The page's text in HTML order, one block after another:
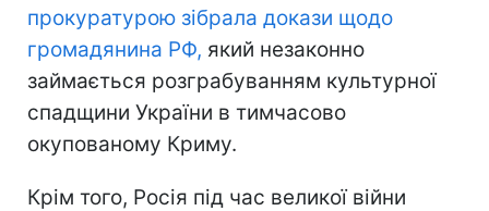
прокуратурою зібрала докази щодо
громадянина РФ, який незаконно
займається розграбуванням культурної
спадщини України в тимчасово
окупованому Криму.
Крім того, Росія під час великої війни